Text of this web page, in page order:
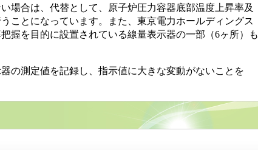
場合は、代替として、原子炉圧力容器底部温度上昇率及
ことになっています。また、東京電力ホールディングス
握を目的に設置されている線量表示器の一部（6ヶ所）も
の測定値を記録し、指示値に大きな変動がないことを